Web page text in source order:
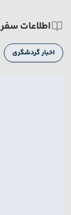
اطلاعات سفر
اخبار گردشگری